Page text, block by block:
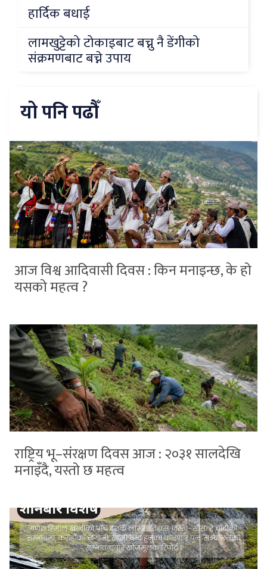
हार्दिक बधाई
लामखुट्टेको टोकाइबाट बच्नु नै डेंगीको
संक्रमणबाट बच्ने उपाय
यो पनि पढौँ
आज विश्व आदिवासी दिवस : किन मनाइन्छ, के हो
यसको महत्व ?
राष्ट्रिय भू–संरक्षण दिवस आज : २०३१ सालदेखि
मनाइँदै, यस्तो छ महत्व